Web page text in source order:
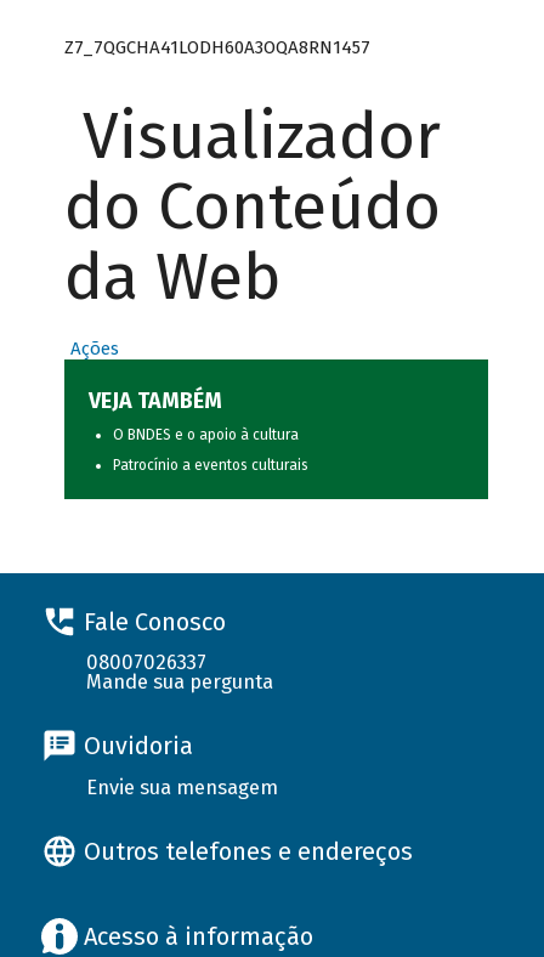
Z7_7QGCHA41LODH60A3OQA8RN1457
Visualizador
do Conteúdo
da Web
Ações
VEJA TAMBÉM
O BNDES e o apoio à cultura
Patrocínio a eventos culturais
Fale Conosco
08007026337
Mande sua pergunta
Ouvidoria
Envie sua mensagem
Outros telefones e endereços
Acesso à informação